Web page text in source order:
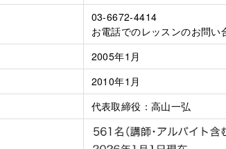
03-6672-4414
お電話でのレッスンのお問
2005年1月
2010年1月
代表取締役：高山一弘